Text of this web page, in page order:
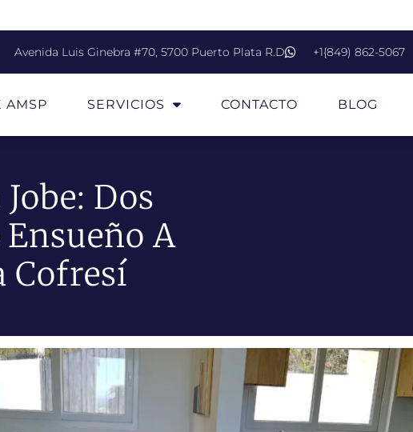
Avenida Luis Ginebra #70, 5700 Puerto Plata R.D +1{849) 862-5067
AMSP SERVICIOS CONTACTO BLOG
Dos
A
Cofresí